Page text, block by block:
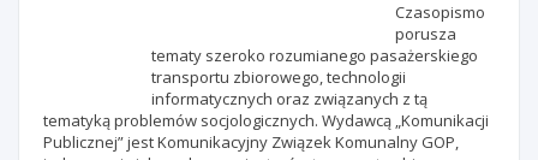
Czasopismo
porusza
tematy szeroko rozumianego pasażerskiego
transportu zbiorowego, technologii
informatycznych oraz związanych z tą
tematyką problemów socjologicznych. Wydawcą „Komunikacji
Publicznej” jest Komunikacyjny Związek Komunalny GOP,